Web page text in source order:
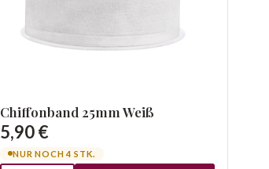
Chiffonband 25mm Weiß
5,90 €
NUR NOCH 4 STK.